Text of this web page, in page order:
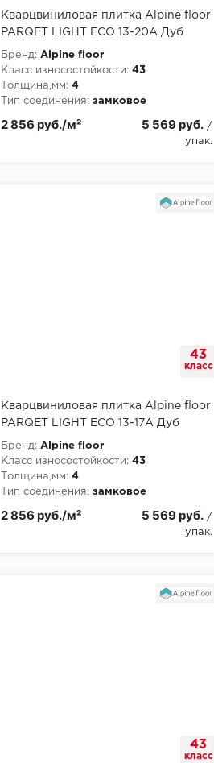
Кварцвиниловая плитка Alpine floor
PARQET LIGHT ECO 13-20A Дуб
Медия
Бренд: Alpine floor
Класс износостойкости: 43
Толщина,мм: 4
Тип соединения: замковое
2 856 руб./м² 5 569 руб. /
упак.
43
класс
Кварцвиниловая плитка Alpine floor
PARQET LIGHT ECO 13-17A Дуб
Синистра
Бренд: Alpine floor
Класс износостойкости: 43
Толщина,мм: 4
Тип соединения: замковое
2 856 руб./м² 5 569 руб. /
упак.
43
класс